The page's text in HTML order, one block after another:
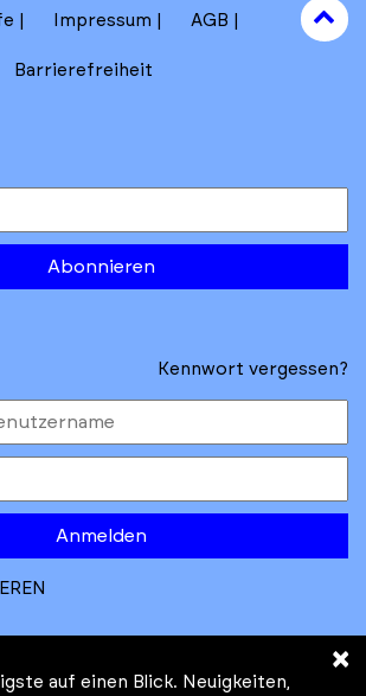
Impressum AGB
Barrierefreiheit
Abonnieren
to
top
Kennwort vergessen?
Anmelden
×
auf einen Blick. Neuigkeiten,